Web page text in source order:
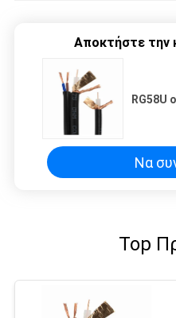
Αποκτήστε την
RG58U
Να
Top